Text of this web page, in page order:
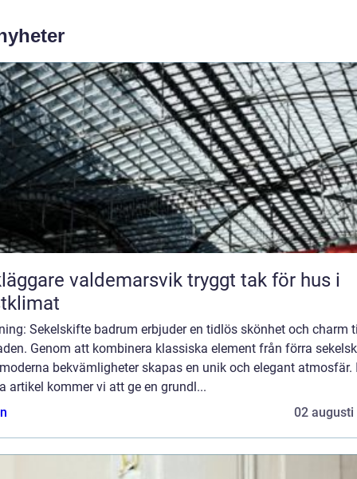
valdemarsvik tryggt tak för hus i
Sekelskifte badrum erbjuder en tidlös skönhet och charm
Genom att kombinera klassiska element från förra
bekvämligheter skapas en unik och elegant atmosfär.
artikel kommer vi att ge en grundl...
02 augusti